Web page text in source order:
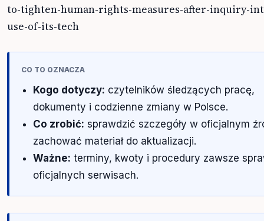
to-tighten-human-rights-measures-after-inquiry-
use-of-its-tech
CO TO OZNACZA
Kogo dotyczy: czytelników śledzących pracę,
dokumenty i codzienne zmiany w Polsce.
Co zrobić: sprawdzić szczegóły w oficjalnym
zachować materiał do aktualizacji.
Ważne: terminy, kwoty i procedury zawsze
oficjalnych serwisach.